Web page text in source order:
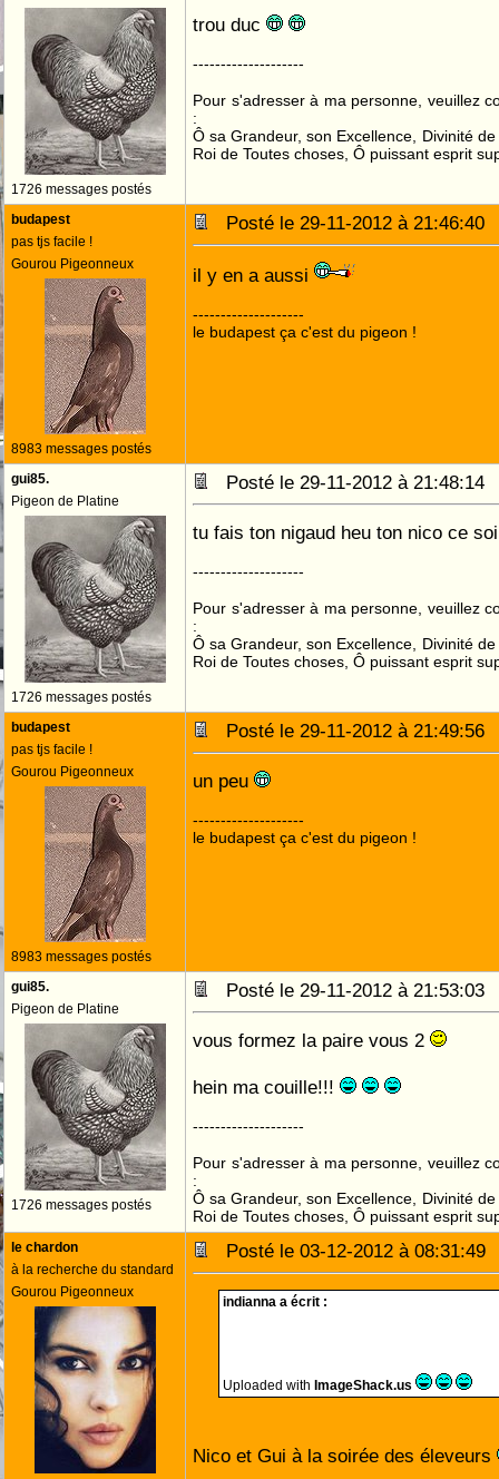
1726 messages postés
trou duc
--------------------
Pour s'adresser à ma personne, veuillez
:
Ô sa Grandeur, son Excellence, Divinité
Roi de Toutes choses, Ô puissant esprit
budapest
pas tjs facile !
Gourou Pigeonneux
8983 messages postés
Posté le 29-11-2012 à
il y en a aussi
--------------------
le budapest ça c'est du pigeon !
gui85.
Pigeon de Platine
1726 messages postés
Posté le 29-11-2012 à
tu fais ton nigaud heu ton nico ce
--------------------
Pour s'adresser à ma personne, veuillez
:
Ô sa Grandeur, son Excellence, Divinité
Roi de Toutes choses, Ô puissant esprit
budapest
pas tjs facile !
Gourou Pigeonneux
8983 messages postés
Posté le 29-11-2012 à
un peu
--------------------
le budapest ça c'est du pigeon !
gui85.
Pigeon de Platine
1726 messages postés
Posté le 29-11-2012 à
vous formez la paire vous 2
hein ma couille!!!
--------------------
Pour s'adresser à ma personne, veuillez
:
Ô sa Grandeur, son Excellence, Divinité
Roi de Toutes choses, Ô puissant esprit
le chardon
à la recherche du standard
Gourou Pigeonneux
Posté le 03-12-2012 à
indianna a écrit :
Uploaded with ImageShack.us
Nico et Gui à la soirée des éleveurs